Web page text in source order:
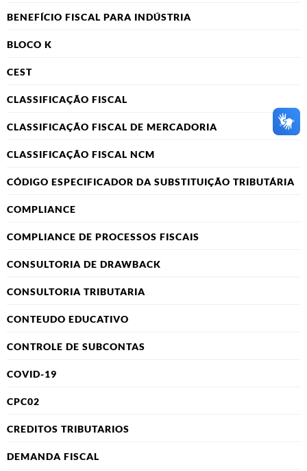
BENEFÍCIO FISCAL PARA INDÚSTRIA
BLOCO K
CEST
CLASSIFICAÇÃO FISCAL
CLASSIFICAÇÃO FISCAL DE MERCADORIA
CLASSIFICAÇÃO FISCAL NCM
CÓDIGO ESPECIFICADOR DA SUBSTITUIÇÃO TRIBUTÁRIA
COMPLIANCE
COMPLIANCE DE PROCESSOS FISCAIS
CONSULTORIA DE DRAWBACK
CONSULTORIA TRIBUTARIA
CONTEUDO EDUCATIVO
CONTROLE DE SUBCONTAS
COVID-19
CPC02
CREDITOS TRIBUTARIOS
DEMANDA FISCAL